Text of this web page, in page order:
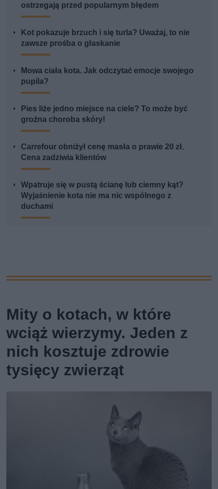
ostrzegają przed popularnym błędem
Kot pokazuje brzuch i się turla? Uważaj, to nie
zawsze prośba o głaskanie
Mowa ciała kota. Jak odczytać emocje swojego
pupila?
Pies liże jedno miejsce na ciele? To może być
groźna choroba skóry!
Carrefour obniżył cenę masła o prawie 20 zł.
Cena zadziwia klientów
Wpatruje się w pustą ścianę lub ciemny kąt?
Wyjaśnienie kota nie ma nic wspólnego z
duchami
Mity o kotach, w które
wciąż wierzymy. Jeden z
nich kosztuje zdrowie
tysięcy zwierząt